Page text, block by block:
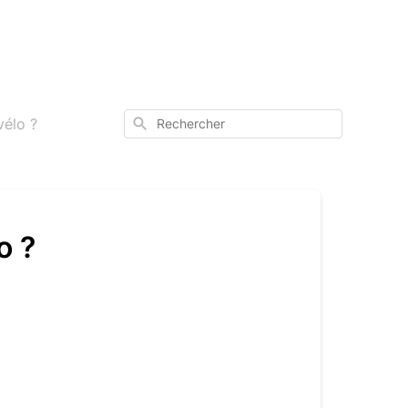
? Rechercher
?